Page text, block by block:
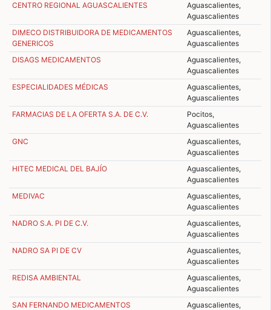
CENTRO REGIONAL AGUASCALIENTES
Aguascalientes,
Aguascalientes
DIMECO DISTRIBUIDORA DE MEDICAMENTOS
GENERICOS
Aguascalientes,
Aguascalientes
DISAGS MEDICAMENTOS
Aguascalientes,
Aguascalientes
ESPECIALIDADES MÉDICAS
Aguascalientes,
Aguascalientes
FARMACIAS DE LA OFERTA S.A. DE C.V.
Pocitos,
Aguascalientes
GNC
Aguascalientes,
Aguascalientes
HITEC MEDICAL DEL BAJÍO
Aguascalientes,
Aguascalientes
MEDIVAC
Aguascalientes,
Aguascalientes
NADRO S.A. PI DE C.V.
Aguascalientes,
Aguascalientes
NADRO SA PI DE CV
Aguascalientes,
Aguascalientes
REDISA AMBIENTAL
Aguascalientes,
Aguascalientes
SAN FERNANDO MEDICAMENTOS
Aguascalientes,